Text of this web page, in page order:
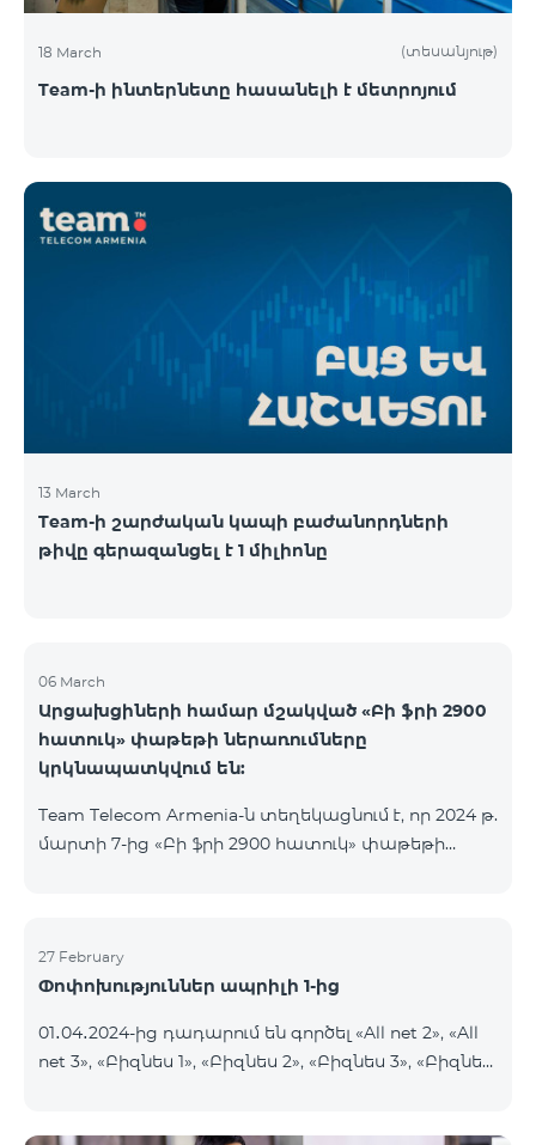
18 March (տեսանյութ)
Team-ի ինտերնետը հասանելի է մետրոյում
13 March
Team-ի շարժական կապի բաժանորդների
թիվը գերազանցել է 1 միլիոնը
06 March
Արցախցիների համար մշակված «Բի ֆրի 2900
հատուկ» փաթեթի ներառումները
կրկնապատկվում են:
Team Telecom Armenia-ն տեղեկացնում է, որ 2024 թ.
մարտի 7-ից «Բի ֆրի 2900 հատուկ» փաթեթի
900 րոպե և 600 SMS, նախկին՝ 10 ԳԲ ինտերնետի,
450 րոպեի և 300 SMS-ի փոխարեն:
ժամկետը չի փոխվում։ «Բի ֆրի 2900 հատուկ»
սակագնային փաթեթը ներառում է նաև WhatsApp,
ամենապահանջված հավելվածներից անսա
27 February
Փոփոխություններ ապրիլի 1-ից
01․04․2024-ից դադարում են գործել «All net 2», «All
net 3», «Բիզնես 1», «Բիզնես 2», «Բիզնես 3», «Բիզնես